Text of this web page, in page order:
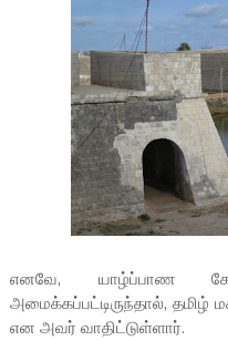
எனவே, யாழ்ப்பாண
அமைக்கப்பட்டிருந்தால்,
என அவர் வாதிட்டுள்ளார்.